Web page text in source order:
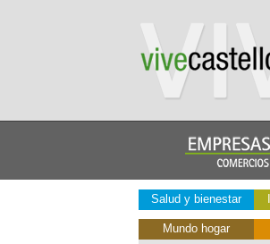
Salud y bienestar
Mundo hogar